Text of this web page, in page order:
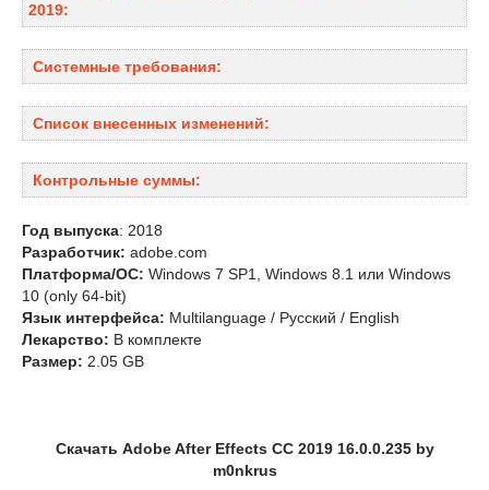
2019:
Системные требования:
Список внесенных изменений:
Контрольные суммы:
Год выпуска: 2018
Разработчик: adobe.com
Платформа/ОС: Windows 7 SP1, Windows 8.1 или Windows
10 (only 64-bit)
Язык интерфейса: Multilanguage / Русский / English
Лекарство: В комплекте
Размер: 2.05 GB
Скачать Adobe After Effects CC 2019 16.0.0.235 by
m0nkrus